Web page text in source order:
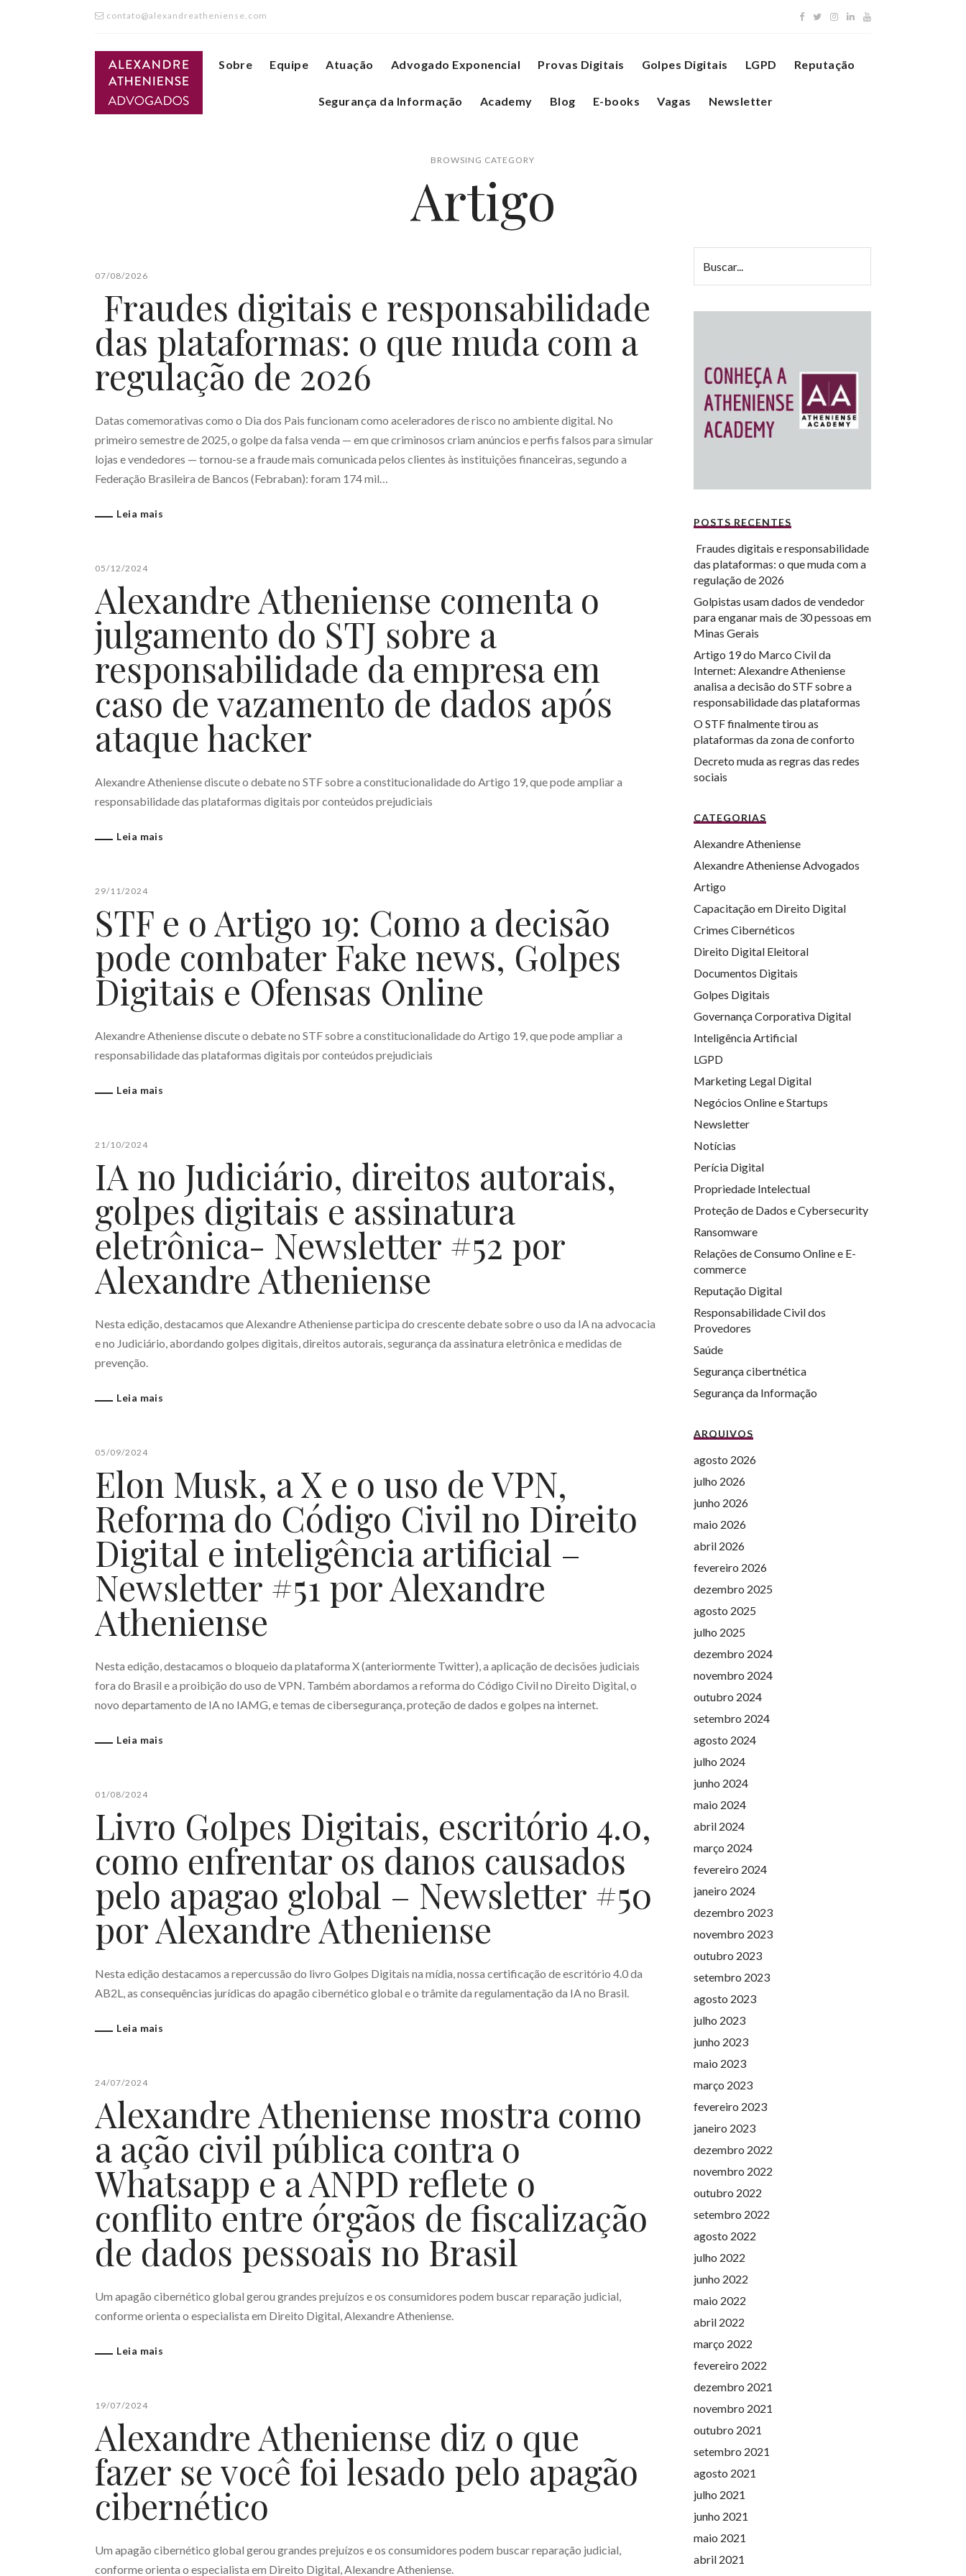
contato@alexandreatheniense.com
Sobre Equipe Atuação Advogado Exponencial Provas Digitais Golpes Digitais LGPD Reputação
Segurança da Informação Academy Blog E-books Vagas Newsletter
BROWSING CATEGORY
Artigo
07/08/2026
Fraudes digitais e responsabilidade
das plataformas: o que muda com a
regulação de 2026
Datas comemorativas como o Dia dos Pais funcionam como aceleradores de risco no ambiente digital. No
primeiro semestre de 2025, o golpe da falsa venda — em que criminosos criam anúncios e perfis falsos para simular
lojas e vendedores — tornou-se a fraude mais comunicada pelos clientes às instituições financeiras, segundo a
Federação Brasileira de Bancos (Febraban): foram 174 mil…
Leia mais
05/12/2024
Alexandre Atheniense comenta o
julgamento do STJ sobre a
responsabilidade da empresa em
caso de vazamento de dados após
ataque hacker
Alexandre Atheniense discute o debate no STF sobre a constitucionalidade do Artigo 19, que pode ampliar a
responsabilidade das plataformas digitais por conteúdos prejudiciais
Leia mais
29/11/2024
STF e o Artigo 19: Como a decisão
pode combater Fake news, Golpes
Digitais e Ofensas Online
Alexandre Atheniense discute o debate no STF sobre a constitucionalidade do Artigo 19, que pode ampliar a
responsabilidade das plataformas digitais por conteúdos prejudiciais
Leia mais
21/10/2024
IA no Judiciário, direitos autorais,
golpes digitais e assinatura
eletrônica- Newsletter #52 por
Alexandre Atheniense
Nesta edição, destacamos que Alexandre Atheniense participa do crescente debate sobre o uso da IA na advocacia
e no Judiciário, abordando golpes digitais, direitos autorais, segurança da assinatura eletrônica e medidas de
prevenção.
Leia mais
05/09/2024
Elon Musk, a X e o uso de VPN,
Reforma do Código Civil no Direito
Digital e inteligência artificial –
Newsletter #51 por Alexandre
Atheniense
Nesta edição, destacamos o bloqueio da plataforma X (anteriormente Twitter), a aplicação de decisões judiciais
fora do Brasil e a proibição do uso de VPN. Também abordamos a reforma do Código Civil no Direito Digital, o
novo departamento de IA no IAMG, e temas de cibersegurança, proteção de dados e golpes na internet.
Leia mais
01/08/2024
Livro Golpes Digitais, escritório 4.0,
como enfrentar os danos causados
pelo apagao global – Newsletter #50
por Alexandre Atheniense
Nesta edição destacamos a repercussão do livro Golpes Digitais na mídia, nossa certificação de escritório 4.0 da
AB2L, as consequências jurídicas do apagão cibernético global e o trâmite da regulamentação da IA no Brasil.
Leia mais
24/07/2024
Alexandre Atheniense mostra como
a ação civil pública contra o
Whatsapp e a ANPD reflete o
conflito entre órgãos de fiscalização
de dados pessoais no Brasil
Um apagão cibernético global gerou grandes prejuízos e os consumidores podem buscar reparação judicial,
conforme orienta o especialista em Direito Digital, Alexandre Atheniense.
Leia mais
19/07/2024
Alexandre Atheniense diz o que
fazer se você foi lesado pelo apagão
cibernético
Um apagão cibernético global gerou grandes prejuízos e os consumidores podem buscar reparação judicial,
conforme orienta o especialista em Direito Digital, Alexandre Atheniense.
POSTS RECENTES
Fraudes digitais e responsabilidade
das plataformas: o que muda com a
regulação de 2026
Golpistas usam dados de vendedor
para enganar mais de 30 pessoas em
Minas Gerais
Artigo 19 do Marco Civil da
Internet: Alexandre Atheniense
analisa a decisão do STF sobre a
responsabilidade das plataformas
O STF finalmente tirou as
plataformas da zona de conforto
Decreto muda as regras das redes
sociais
CATEGORIAS
Alexandre Atheniense
Alexandre Atheniense Advogados
Artigo
Capacitação em Direito Digital
Crimes Cibernéticos
Direito Digital Eleitoral
Documentos Digitais
Golpes Digitais
Governança Corporativa Digital
Inteligência Artificial
LGPD
Marketing Legal Digital
Negócios Online e Startups
Newsletter
Notícias
Perícia Digital
Propriedade Intelectual
Proteção de Dados e Cybersecurity
Ransomware
Relações de Consumo Online e E-
commerce
Reputação Digital
Responsabilidade Civil dos
Provedores
Saúde
Segurança cibertnética
Segurança da Informação
ARQUIVOS
agosto 2026
julho 2026
junho 2026
maio 2026
abril 2026
fevereiro 2026
dezembro 2025
agosto 2025
julho 2025
dezembro 2024
novembro 2024
outubro 2024
setembro 2024
agosto 2024
julho 2024
junho 2024
maio 2024
abril 2024
março 2024
fevereiro 2024
janeiro 2024
dezembro 2023
novembro 2023
outubro 2023
setembro 2023
agosto 2023
julho 2023
junho 2023
maio 2023
março 2023
fevereiro 2023
janeiro 2023
dezembro 2022
novembro 2022
outubro 2022
setembro 2022
agosto 2022
julho 2022
junho 2022
maio 2022
abril 2022
março 2022
fevereiro 2022
dezembro 2021
novembro 2021
outubro 2021
setembro 2021
agosto 2021
julho 2021
junho 2021
maio 2021
abril 2021